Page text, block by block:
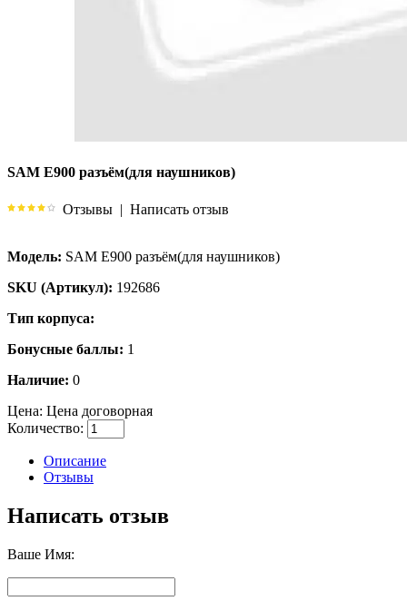
SAM E900 разъём(для наушников)
Отзывы | Написать отзыв
Модель: SAM E900 разъём(для наушников)
SKU (Артикул): 192686
Тип корпуса:
Бонусные баллы: 1
Наличие: 0
Цена: Цена договорная
Количество:
Описание
Отзывы
Написать отзыв
Ваше Имя: